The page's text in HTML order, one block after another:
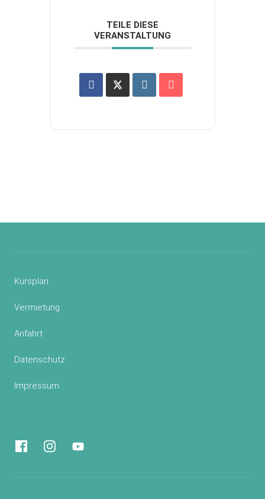
TEILE DIESE
VERANSTALTUNG
Kursplan
Vermietung
Anfahrt
Datenschutz
Impressum